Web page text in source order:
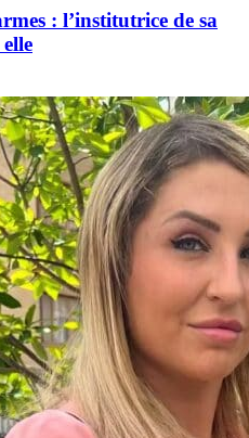
: l’institutrice de sa